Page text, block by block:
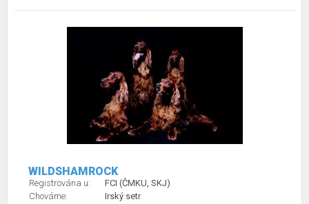
WILDSHAMROCK
Registrována u:
FCI (ČMKU, SKJ)
Chováme:
Irský setr